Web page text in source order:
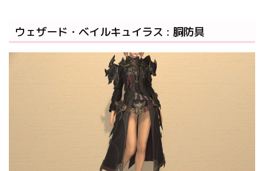
ウェザード・ベイルキュイラス : 胴防具